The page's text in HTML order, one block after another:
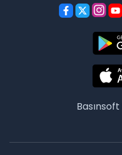
Basınsoft